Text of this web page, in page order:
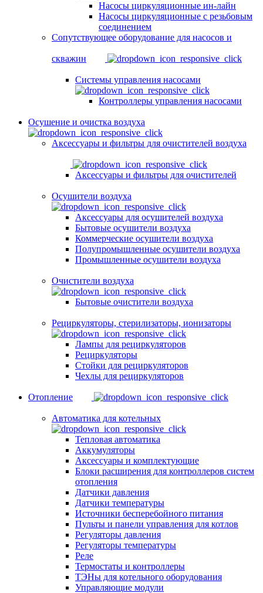
Насосы циркуляционные ин-лайн
Насосы циркуляционные с резьбовым
соединением
Сопутствующее оборудование для насосов и
скважин
Системы управления насосами
Контроллеры управления насосами
Осушение и очистка воздуха
Аксессуары и фильтры для очистителей воздуха
Аксессуары и фильтры для очистителей
Осушители воздуха
Аксессуары для осушителей воздуха
Бытовые осушители воздуха
Коммерческие осушители воздуха
Полупромышленные осушители воздуха
Промышленные осушители воздуха
Очистители воздуха
Бытовые очистители воздуха
Рециркуляторы, стерилизаторы, ионизаторы
Лампы для рециркуляторов
Рециркуляторы
Стойки для рециркуляторов
Чехлы для рециркуляторов
Отопление
Автоматика для котельных
Тепловая автоматика
Аккумуляторы
Аксессуары и комплектующие
Блоки расширения для контроллеров систем
отопления
Датчики давления
Датчики температуры
Источники бесперебойного питания
Пульты и панели управления для котлов
Регуляторы давления
Регуляторы температуры
Реле
Термостаты и контроллеры
ТЭНы для котельного оборудования
Управляющие модули